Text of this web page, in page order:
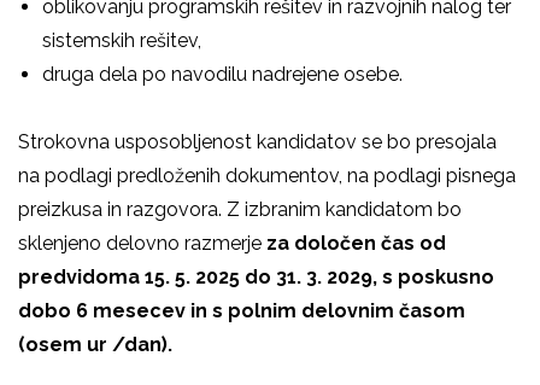
oblikovanju programskih rešitev in razvojnih nalog ter
sistemskih rešitev,
druga dela po navodilu nadrejene osebe.
Strokovna usposobljenost kandidatov se bo presojala
na podlagi predloženih dokumentov, na podlagi pisnega
preizkusa in razgovora. Z izbranim kandidatom bo
sklenjeno delovno razmerje za določen čas od
predvidoma 15. 5. 2025 do 31. 3. 2029, s poskusno
dobo 6 mesecev in s polnim delovnim časom
(osem ur /dan).